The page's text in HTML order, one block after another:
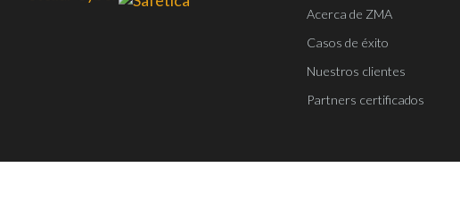
Acerca de ZMA
Casos de éxito
Nuestros clientes
Partners certificados